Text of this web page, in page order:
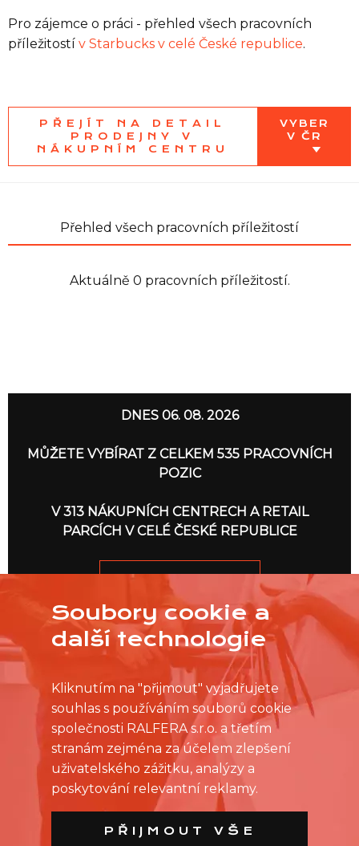
Pro zájemce o práci - přehled všech pracovních
příležitostí v Starbucks v celé České republice.
PŘEJÍT NA DETAIL
PRODEJNY V
NÁKUPNÍM CENTRU
VYBER
V ČR
Přehled všech pracovních příležitostí
Aktuálně 0 pracovních příležitostí.
DNES 06. 08. 2026
MŮŽETE VYBÍRAT Z CELKEM 535 PRACOVNÍCH
POZIC
V 313 NÁKUPNÍCH CENTRECH A RETAIL
PARCÍCH V CELÉ ČESKÉ REPUBLICE
JDEME NA TO
Soubory cookie a
další technologie
Kliknutím na "přijmout" vyjadřujete
souhlas s používáním souborů cookie
společnosti RALFERA s.r.o. a třetím
stranám zejména za účelem zlepšení
uživatelského zážitku, analýzy a
poskytování relevantní reklamy.
PŘIJMOUT VŠE